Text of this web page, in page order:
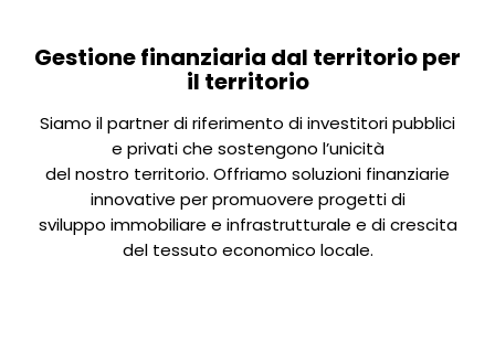
Gestione finanziaria dal territorio per
il territorio
Siamo il partner di riferimento di investitori pubblici
e privati che sostengono l’unicità
del nostro territorio. Offriamo soluzioni finanziarie
innovative per promuovere progetti di
sviluppo immobiliare e infrastrutturale e di crescita
del tessuto economico locale.